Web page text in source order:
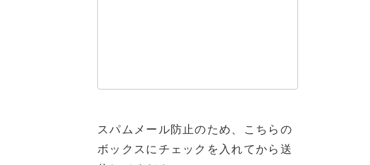
スパムメール防止のため、こちらの
ボックスにチェックを入れてから送